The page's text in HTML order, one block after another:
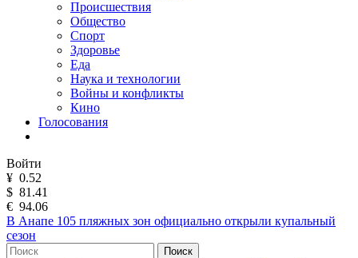
Происшествия
Общество
Спорт
Здоровье
Еда
Наука и технологии
Войны и конфликты
Кино
Голосования
Войти
¥ 0.52
$ 81.41
€ 94.06
В Анапе 105 пляжных зон официально открыли купальный
сезон
Поиск